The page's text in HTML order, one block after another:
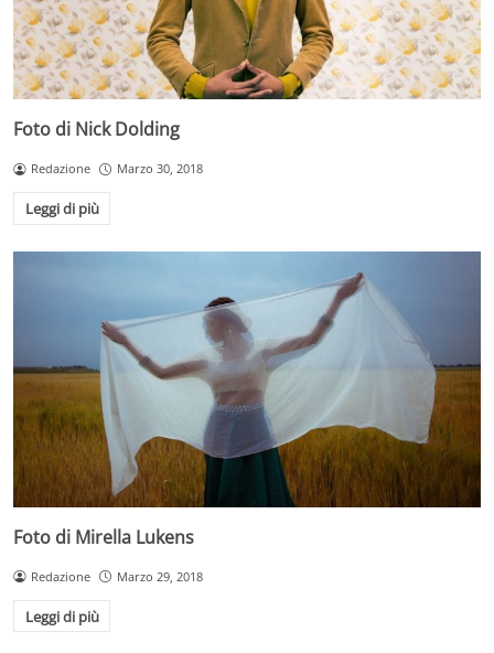
Foto di Nick Dolding
Redazione Marzo 30, 2018
Leggi di più
Foto di Mirella Lukens
Redazione Marzo 29, 2018
Leggi di più